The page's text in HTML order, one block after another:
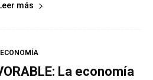
más
ECONOMÍA
La economía